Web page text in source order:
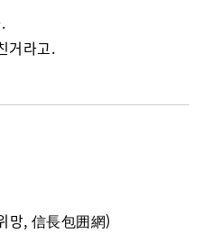
거라고.
망, 信長包囲網)